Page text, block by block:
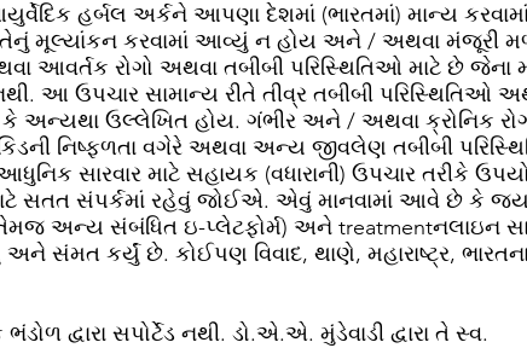
હર્બલ અર્કને આપણા દેશમાં (ભારતમાં) માન્ય
મૂલ્યાંકન કરવામાં આવ્યું ન હોય અને / અથવા મંજૂરી
આવર્તક રોગો અથવા તબીબી પરિસ્થિતિઓ માટે છે જેના
આ ઉપચાર સામાન્ય રીતે તીવ્ર તબીબી પરિસ્થિતિઓ
કે અન્યથા ઉલ્લેખિત હોય. ગંભીર અને / અથવા ક્રોનિક
નિષ્ફળતા વગેરે અથવા અન્ય જીવલેણ તબીબી
સારવાર માટે સહાયક (વધારાની) ઉપચાર તરીકે
સતત સંપર્કમાં રહેવું જોઈએ. એવું માનવામાં આવે છે કે
અન્ય સંબંધિત ઇ-પ્લેટફોર્મ) અને treatmentનલાઇન
સંમત કર્યું છે. કોઈપણ વિવાદ, થાણે, મહારાષ્ટ્ર,
દ્વારા સપોર્ટેડ નથી. ડો.એ.એ. મુંડેવાડી દ્વારા તે સ્વ.